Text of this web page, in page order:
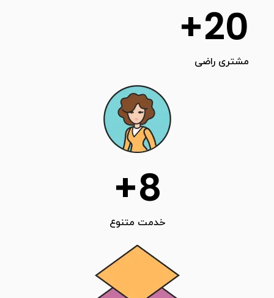
20
+
مشتری راضی
8
+
خدمت متنوع